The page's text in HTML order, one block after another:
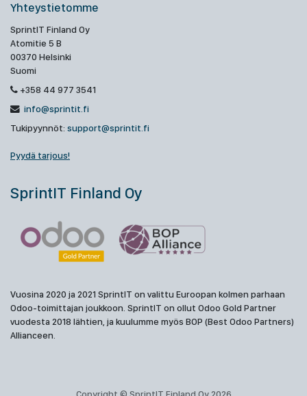
Yhteystietomme
SprintIT Finland Oy
Atomitie 5 B
00370 Helsinki
Suomi
+358 44 977 3541
info@sprintit.fi
Tukipyynnöt: support@sprintit.fi
Pyydä tarjous!
SprintIT Finland Oy
Vuosina 2020 ja 2021 SprintIT on valittu Euroopan kolmen parhaan
Odoo-toimittajan joukkoon. SprintIT on ollut Odoo Gold Partner
vuodesta 2018 lähtien, ja kuulumme myös BOP (Best Odoo Partners)
Allianceen.
Copyright © SprintIT Finland Oy 2026